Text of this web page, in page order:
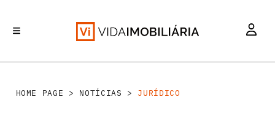
HOME PAGE > NOTÍCIAS > JURÍDICO